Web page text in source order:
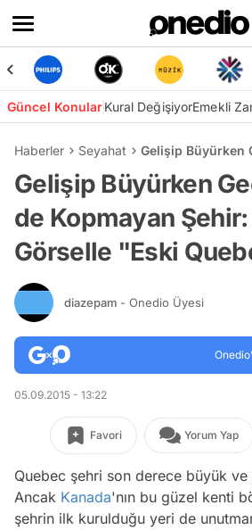
Güncel KonularKural DeğişiyorEmekli
Haberler Seyahat Gelişip Büyürken
Gelişip Büyürken
de Kopmayan
Görselle "Eski
diazepam - Onedio Üyesi
05.09.2015 - 13:22
Favori Yorum Yap
Quebec şehri son derece büyük
Ancak Kanada'nın bu güzel kenti
şehrin ilk kurulduğu yeri de